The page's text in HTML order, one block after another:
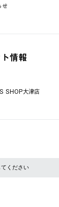
情報
SHOP大津店